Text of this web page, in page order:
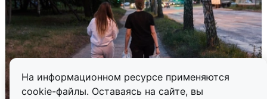
На информационном ресурсе применяются
cookie-файлы. Оставаясь на сайте, вы